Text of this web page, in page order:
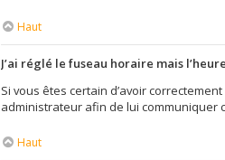
Haut
J’ai réglé le fuseau horaire mais
Si vous êtes certain d’avoir
administrateur afin de lui communiquer
Haut